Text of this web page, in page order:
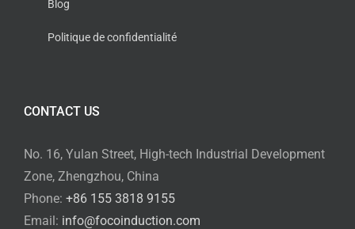
Blog
Politique de confidentialité
CONTACT US
No. 16, Yulan Street, High-tech Industrial Development
Zone, Zhengzhou, China
Phone: +86 155 3818 9155
Email: info@focoinduction.com